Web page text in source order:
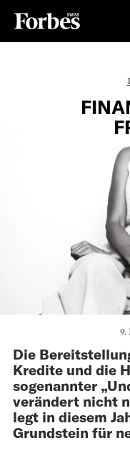
9.
Die
Kredite und die
sogenannter
verändert nicht
legt in diesem
Grundstein für